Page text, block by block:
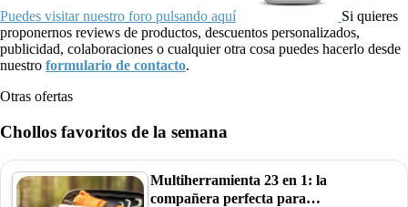
Puedes visitar nuestro foro pulsando aquí
Si quieres
proponernos reviews de productos, descuentos personalizados,
publicidad, colaboraciones o cualquier otra cosa puedes hacerlo desde
nuestro formulario de contacto.
Otras ofertas
Chollos favoritos de la semana
Multiherramienta 23 en 1: la
compañera perfecta para…